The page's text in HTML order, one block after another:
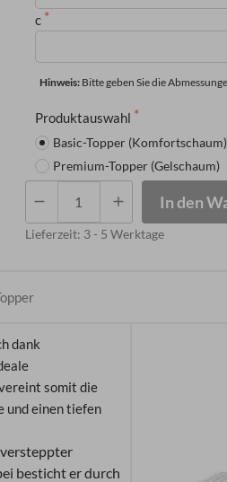
c
Hinweis: Bitte geben Sie die
Produktauswahl
Basic-Topper (Komfortschaum)
Premium-Topper (Gelschaum)
mit
vier
In den
Lieferzeit: 3 - 5 Werktage
dank
somit die
und einen tiefen
versteppter
besticht er durch